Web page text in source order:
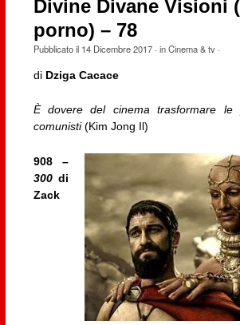
Divine Divane Visioni
porno) – 78
Pubblicato il 14 Dicembre 2017· inCinema & tv·
di Dziga Cacace
È dovere del cinema trasformare le
comunisti(Kim Jong Il)
908 –
300di
Zack